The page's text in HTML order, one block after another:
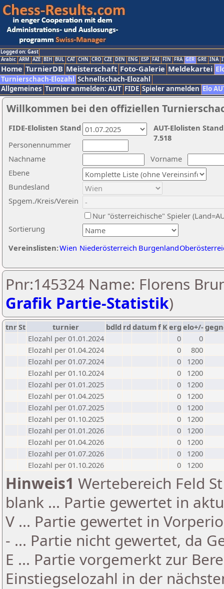
Logged on: Gast
Arabic ARM AZE BIH BUL CAT CHN CRO CZE DEN ENG ESP FAI FIN FRA GER GRE INA
Home TurnierDB Meisterschaft Foto-Galerie Meldekartei
Turnierschach-Elozahl Schnellschach-Elozahl
Allgemeines Turnier anmelden: AUT FIDE Spieler anmelden Elo
Willkommen bei den offiziellen
Nachname
Vorname
Ebene
Sortierung
Personennummer
Bundesland
Spgem./Kreis/Verein
Nur "österreichische" Spieler
Vereinslisten:Wien Niederösterreich Burgenland
AUT-Elolisten
7.518
FIDE-Elolisten Stand
Pnr:145324 Name: Florens
Grafik Partie-Statistik)
tnrSt turnier bdld rd datumf Kerg elo+/-
Elozahl per 01.01.2024
0
0
Elozahl per 01.04.2024
0
800
Elozahl per 01.07.2024
0
1200
Elozahl per 01.10.2024
0
1200
Elozahl per 01.01.2025
0
1200
Elozahl per 01.04.2025
0
1200
Elozahl per 01.07.2025
0
1200
Elozahl per 01.10.2025
0
1200
Elozahl per 01.01.2026
0
1200
Elozahl per 01.04.2026
0
1200
Elozahl per 01.07.2026
0
1200
Elozahl per 01.10.2026
0 1200
Hinweis1 Wertebereich Feld
blank ... Partie gewertet in
V ... Partie gewertet in
- ... Partie nicht gewertet, da
E ... Partie vorgemerkt zur
Einstiegselozahl in der